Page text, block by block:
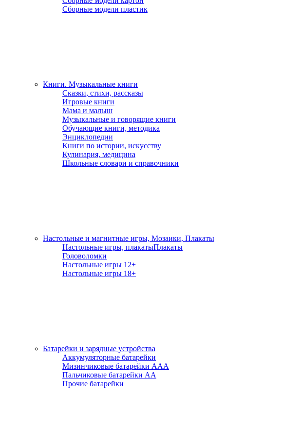
Сборные модели пластик
Книги. Музыкальные книги
Сказки, стихи, рассказы
Игровые книги
Мама и малыш
Музыкальные и говорящие книги
Обучающие книги, методика
Энциклопедии
Книги по истории, искусству
Кулинария, медицина
Школьные словари и справочники
Настольные и магнитные игры, Мозаики, Плакаты
Настольные игры, плакатыПлакаты
Головоломки
Настольные игры 12+
Настольные игры 18+
Батарейки и зарядные устройства
Аккумуляторные батарейки
Мизинчиковые батарейки ААА
Пальчиковые батарейки АА
Прочие батарейки